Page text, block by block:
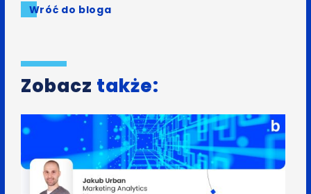
Wróć do bloga
Zobacz także: